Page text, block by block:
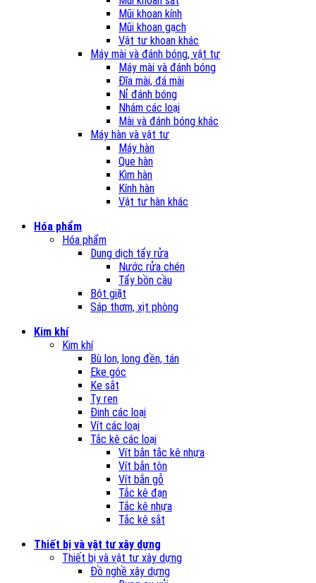
Mũi khoan kính
Mũi khoan gạch
Vật tư khoan khác
Máy mài và đánh bóng, vật tư
Máy mài và đánh bóng
Đĩa mài, đá mài
Nỉ đánh bóng
Nhám các loại
Mài và đánh bóng khác
Máy hàn và vật tư
Máy hàn
Que hàn
Kìm hàn
Kính hàn
Vật tư hàn khác
Hóa phẩm
Hóa phẩm
Dung dịch tẩy rửa
Nước rửa chén
Tẩy bồn cầu
Bột giặt
Sáp thơm, xịt phòng
Kim khí
Kim khí
Bù lon, long đền, tán
Eke góc
Ke sắt
Ty ren
Đinh các loại
Vít các loại
Tắc kê các loại
Vít bắn tắc kê nhựa
Vít bắn tôn
Vít bắn gỗ
Tắc kê đạn
Tắc kê nhựa
Tắc kê sắt
Thiết bị và vật tư xây dựng
Thiết bị và vật tư xây dựng
Đồ nghề xây dựng